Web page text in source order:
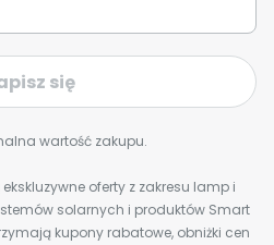
się
wartość zakupu.
oferty z zakresu lamp i
solarnych i produktów Smart
kupony rabatowe, obniżki cen